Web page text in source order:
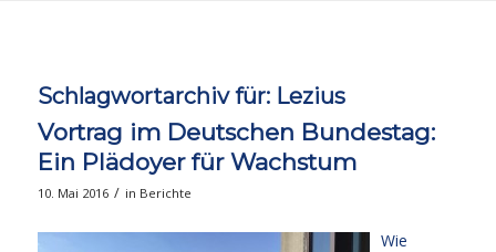
Schlagwortarchiv für: Lezius
Vortrag im Deutschen Bundestag:
Ein Plädoyer für Wachstum
10. Mai 2016 / in Berichte
Wie